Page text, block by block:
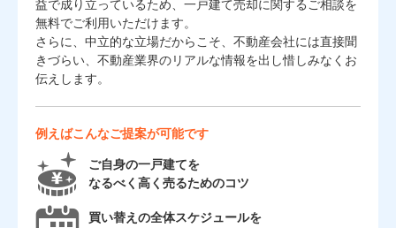
益で成り立っているため、一戸建て売却に関するご相談を
無料でご利用いただけます。
さらに、中立的な立場だからこそ、不動産会社には直接聞
きづらい、不動産業界のリアルな情報を出し惜しみなくお
伝えします。
例えばこんなご提案が可能です
ご自身の一戸建てを
なるべく高く売るためのコツ
買い替えの全体スケジュールを